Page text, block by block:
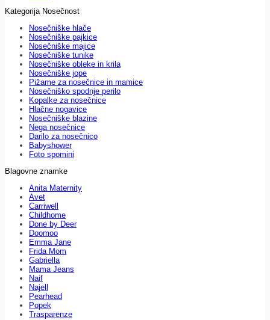
Kategorija Nosečnost
Nosečniške hlače
Nosečniške pajkice
Nosečniške majice
Nosečniške tunike
Nosečniške obleke in krila
Nosečniške jope
Pižame za nosečnice in mamice
Nosečniško spodnje perilo
Kopalke za nosečnice
Hlačne nogavice
Nosečniške blazine
Nega nosečnice
Darilo za nosečnico
Babyshower
Foto spomini
Blagovne znamke
Anita Maternity
Avet
Carriwell
Childhome
Done by Deer
Doomoo
Emma Jane
Frida Mom
Gabriella
Mama Jeans
Naif
Najell
Pearhead
Popek
Trasparenze